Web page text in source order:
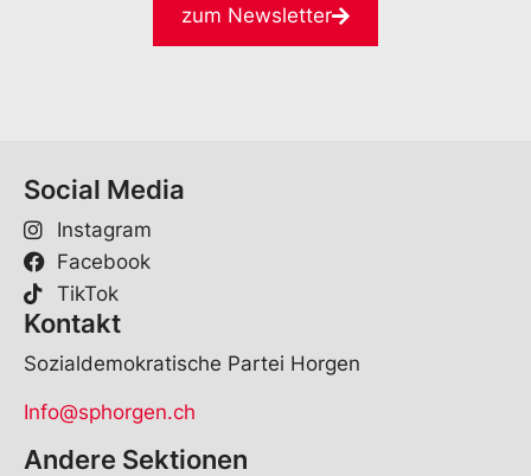
zum Newsletter
Social Media
Instagram
Facebook
TikTok
Kontakt
Sozialdemokratische Partei Horgen
Info@sphorgen.ch
Andere Sektionen